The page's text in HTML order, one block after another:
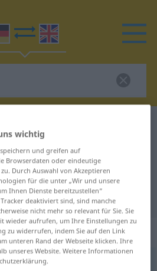
Übersetzung für
Übersetzung
: Femininum
;Aufhellungen
wichtig
und greifen auf
Browserdaten oder eindeutige
Durch Auswahl von Akzeptieren
für die unter „Wir und unsere
Ihnen Dienste bereitzustellen“
deaktiviert sind, sind manche
nicht mehr so relevant für Sie. Sie
wieder aufrufen, um Ihre Einstellungen zu
zu widerrufen, indem Sie auf den Link
unteren Rand der Webseite klicken. Ihre
unseres Website. Weitere Informationen